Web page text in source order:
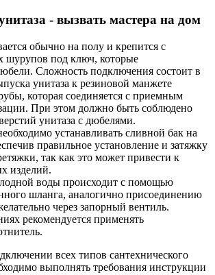
- вызвать мастера на дом
обычно на полу и крепится с
под ключ, которые
Сложность подключения состоит в
унитаза к резиновой манжете
которая соединяется с приемным
При этом должно быть соблюдено
унитаза с дюбелями.
устанавливать сливной бак на
правильное установление и затяжку
так как это может привести к
изделий.
воды происходит с помощью
шланга, аналогично присоединению
через запорный вентиль.
рекомендуется применять
всех типов сантехнического
выполнять требования инструкции